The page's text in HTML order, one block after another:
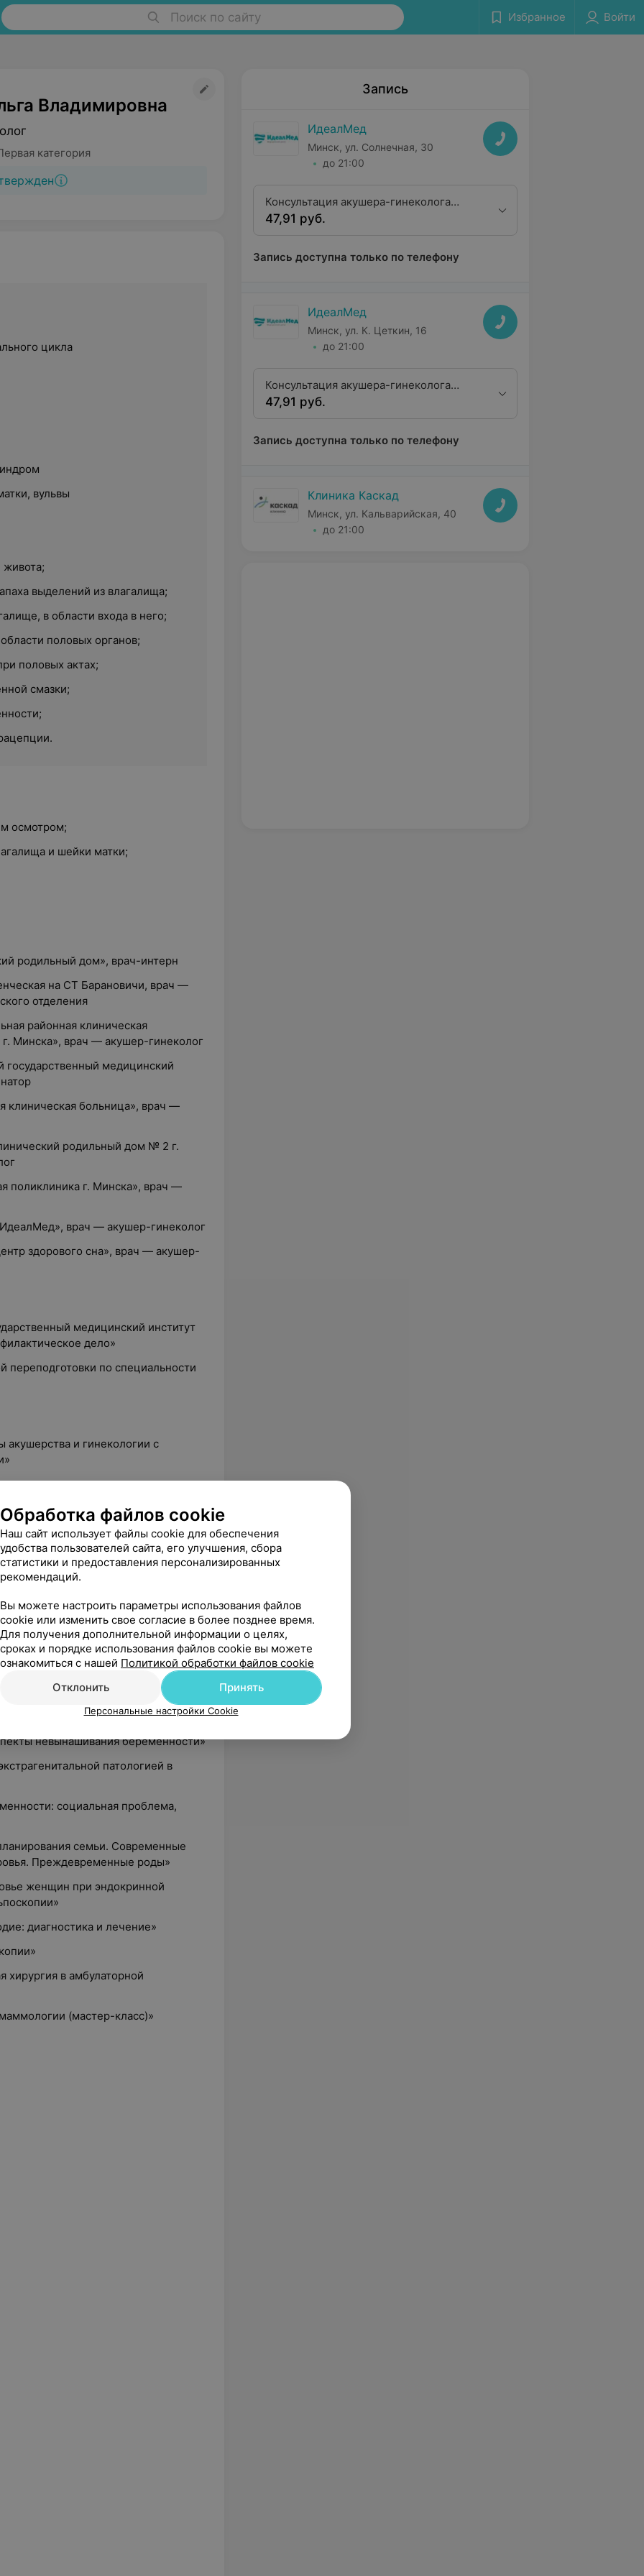
Поиск по сайту Избранное Войти
Владимировна
категория
цикла
вульвы
живота;
выделений из влагалища;
в области входа в него;
половых органов;
половых актах;
смазки;
осмотром;
и шейки матки;
родильный дом», врач-интерн
на СТ Барановичи, врач —
отделения
районная клиническая
Минска», врач — акушер-гинеколог
государственный медицинский
клиническая больница», врач —
родильный дом № 2 г.
поликлиника г. Минска», врач —
врач — акушер-гинеколог
здорового сна», врач — акушер-
медицинский институт
дело»
переподготовки по специальности
и гинекологии с
помощь по акушерству и
по специальности
государственный
акушер-гинекологов»
предраковых заболеваний и
половых органов»
по специальности «акушерство и
государственного медицинского
ведению беременности и родов у
невынашивания беременности»
патологией в
социальная проблема,
семьи. Современные
Преждевременные роды»
женщин при эндокринной
диагностика и лечение»
хирургия в амбулаторной
(мастер-класс)»
Запись
ИдеалМед
Минск, ул. Солнечная, 30
до 21:00
Консультация акушера-гинеколога
первой квалификацинной категории
47,91 руб.
Запись доступна только по телефону
ИдеалМед
Минск, ул. К. Цеткин, 16
до 21:00
Консультация акушера-гинеколога
первой квалификацинной категории
47,91 руб.
Запись доступна только по телефону
Клиника Каскад
Минск, ул. Кальварийская, 40
до 21:00
Обработка файлов cookie
Наш сайт использует файлы cookie для обеспечения
удобства пользователей сайта, его улучшения, сбора
статистики и предоставления персонализированных
рекомендаций.
Вы можете настроить параметры использования файлов
cookie или изменить свое согласие в более позднее время.
Для получения дополнительной информации о целях,
сроках и порядке использования файлов cookie вы можете
ознакомиться с нашей Политикой обработки файлов cookie
Отклонить
Принять
Персональные настройки Cookie